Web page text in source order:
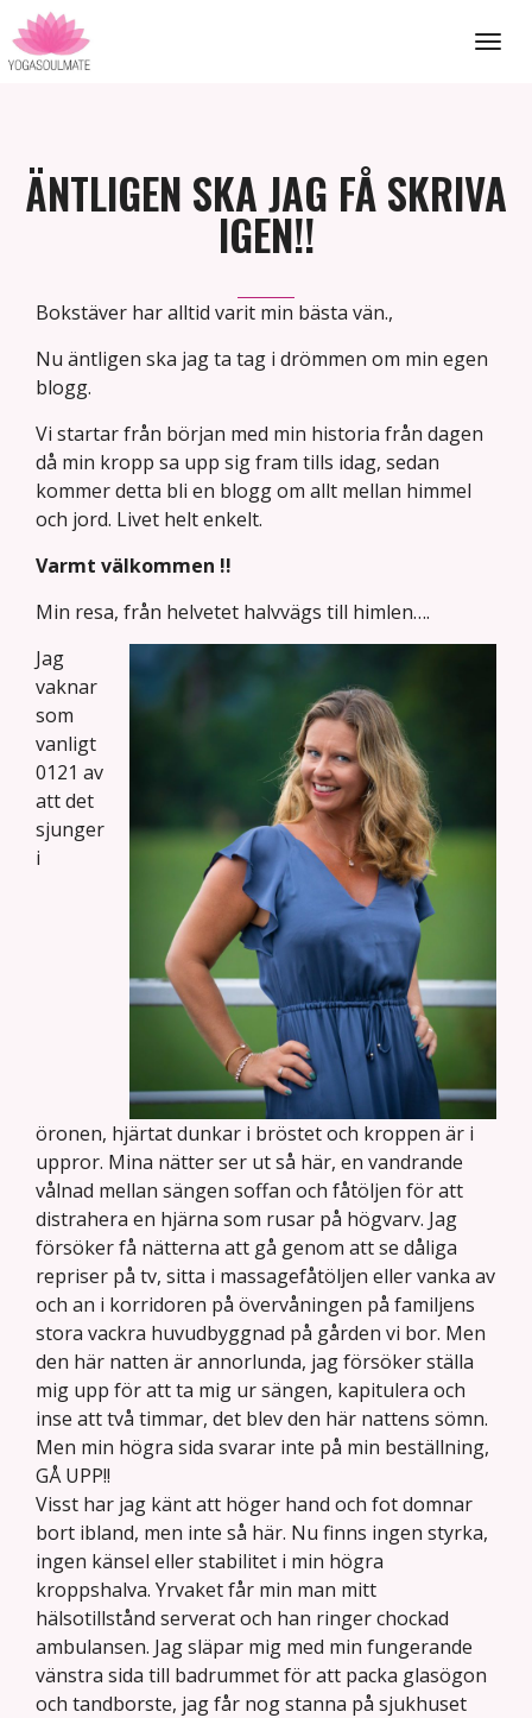
Toggle
ÄNTLIGEN SKA JAG FÅ SKRIVA
IGEN!!
Bokstäver har alltid varit min bästa vän.,
Nu äntligen ska jag ta tag i drömmen om min egen
blogg.
Vi startar från början med min historia från dagen
då min kropp sa upp sig fram tills idag, sedan
kommer detta bli en blogg om allt mellan himmel
och jord. Livet helt enkelt.
Varmt välkommen !!
Min resa, från helvetet halvvägs till himlen….
Jag
vaknar
som
vanligt
0121 av
att det
sjunger
i
öronen, hjärtat dunkar i bröstet och kroppen är i
uppror. Mina nätter ser ut så här, en vandrande
vålnad mellan sängen soffan och fåtöljen för att
distrahera en hjärna som rusar på högvarv. Jag
försöker få nätterna att gå genom att se dåliga
repriser på tv, sitta i massagefåtöljen eller vanka av
och an i korridoren på övervåningen på familjens
stora vackra huvudbyggnad på gården vi bor. Men
den här natten är annorlunda, jag försöker ställa
mig upp för att ta mig ur sängen, kapitulera och
inse att två timmar, det blev den här nattens sömn.
Men min högra sida svarar inte på min beställning,
GÅ UPP!!
Visst har jag känt att höger hand och fot domnar
bort ibland, men inte så här. Nu finns ingen styrka,
ingen känsel eller stabilitet i min högra
kroppshalva. Yrvaket får min man mitt
hälsotillstånd serverat och han ringer chockad
ambulansen. Jag släpar mig med min fungerande
vänstra sida till badrummet för att packa glasögon
och tandborste, jag får nog stanna på sjukhuset